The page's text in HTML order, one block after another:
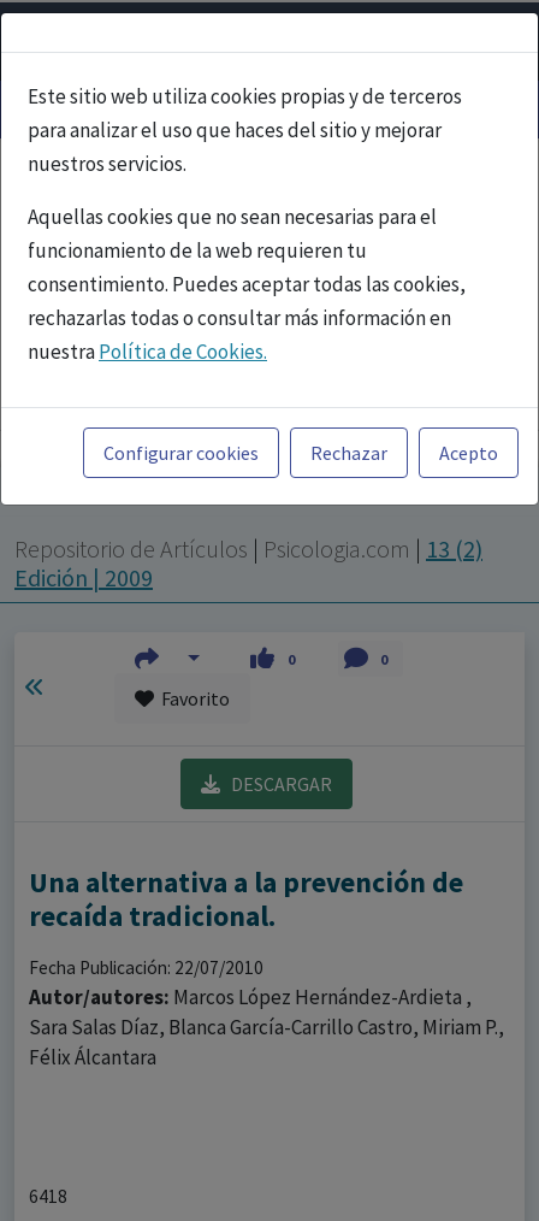
Este sitio web utiliza cookies propias y de terceros
para analizar el uso que haces del sitio y mejorar
nuestros servicios.
Aquellas cookies que no sean necesarias para el
funcionamiento de la web requieren tu
consentimiento. Puedes aceptar todas las cookies,
rechazarlas todas o consultar más información en
nuestraPolítica de Cookies.
Toda la información incluida en la Página Web está
referida a productos del mercado español y, por
tanto, dirigida a profesionales sanitarios legalmente
facultados para prescribir o dispensar medicamentos
con ejercicio profesional. La información técnica de los
fármacos se facilita a título meramente informativo,
siendo responsabilidad de los profesionales
facultados prescribir medicamentos y decidir, en cada
caso concreto, el tratamiento más adecuado a las
necesidades del paciente.
Configurar cookies Rechazar Acepto
Repositorio de Artículos | Psicologia.com | 13 (2)
Edición | 2009
0 0
Favorito
DESCARGAR
Una alternativa a la prevención de
recaída tradicional.
Fecha Publicación: 22/07/2010
Autor/autores: Marcos López Hernández-Ardieta ,
Sara Salas Díaz, Blanca García-Carrillo Castro, Miriam P.,
Félix Álcantara
6418